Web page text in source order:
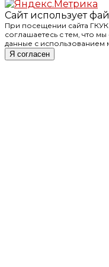
Сайт использует
При посещении сайта
соглашаетесь с тем, что
данные с использованием
Я согласен